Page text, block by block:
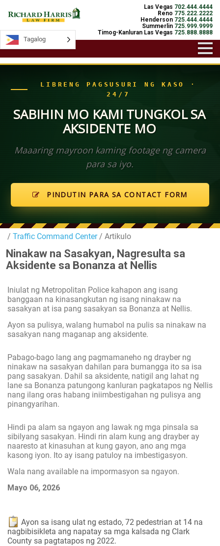
Las Vegas 702.444.4444
Reno 775.222.2222
Henderson 725.444.4444
Summerlin 725.999.9999
Timog-Kanluran Las Vegas 725.888.8888
LIBRENG PAGSUSURI NG KASO ·
24/7
SABIHIN MO KAMI TUNGKOL SA
AKSIDENTE MO
Maaaring mayroon kaming footage ng camera
para sa iyo.
PINDUTIN PARA SA CONTACT FORM
/ Traffic Command Center/ Artikulo
Ninakaw na Sasakyan, Nagresulta sa
Aksidente sa Bonanza at Nellis
Iniulat ng Metropolitan Police kahapon ang isang
banggaan na kinasangkutan ng isang ninakaw na
sasakyan at isa pang sasakyan sa Bonanza at Nellis.
Ayon sa pulisya, walang humabol na pulis sa ninakaw na
sasakyan nang maganap ang aksidente.
Pabago-bago lang ang pagmamaneho ng drayber ng
ninakaw na sasakyan dahilan para bumangga ito sa isa
pang sasakyan. Dahil sa aksidente, natigil ang lahat ng
lane sa Bonanza patungong kanluran pagkatapos ng Nellis
nang ilang oras habang iniimbestigahan ng pulisya ang
pinangyarihan.
Hindi pa alam sa ngayon ang lawak ng mga pinsala sa
sibilyang sasakyan. Hindi rin alam kung ang drayber ay
naaresto at kinasuhan at kung gayon, ano ang mga
kasong iyon. Ito ay isang patuloy na imbestigasyon.
Wala nang available na impormasyon sa ngayon.
Mayo 06, 2026
Ayon sa isang ulat ng estado, 72 pedestrian at 14 na
nagbibisikleta ang napatay sa mga kalsada ng Clark
County sa pagtatapos ng 2022.
Tagalog
Tagalog